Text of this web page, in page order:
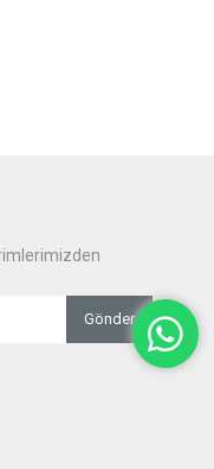
Gönder